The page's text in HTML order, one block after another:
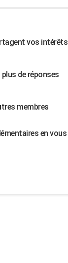
vos intérêts
de réponses
membres
en vous